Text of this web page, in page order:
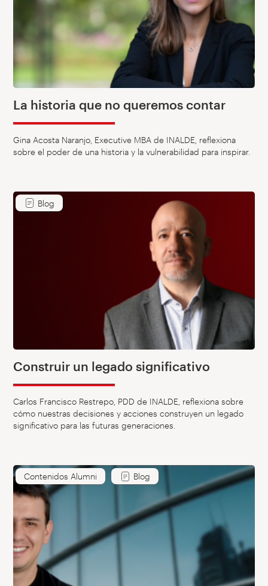
La historia que no queremos contar
Gina Acosta Naranjo, Executive MBA de INALDE, reflexiona
sobre el poder de una historia y la vulnerabilidad para inspirar.
Blog
Construir un legado significativo
Carlos Francisco Restrepo, PDD de INALDE, reflexiona sobre
cómo nuestras decisiones y acciones construyen un legado
significativo para las futuras generaciones.
Contenidos Alumni Blog